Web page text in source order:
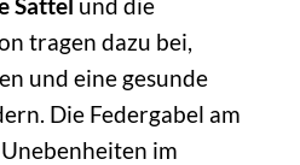
tragen dazu bei,
und eine gesunde
Die Federgabel am
im